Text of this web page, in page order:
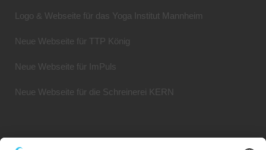
Logo & Webseite für das Yoga Institut Mannheim
Neue Webseite für TTP König
Neue Webseite für ImPuls
Neue Webseite für die Schreinerei KERN